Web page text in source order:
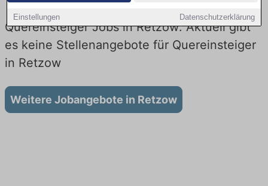
Einstellungen Datenschutzerklärung
Quereinsteiger Jobs in Retzow: Aktuell gibt
es keine Stellenangebote für Quereinsteiger
in Retzow
Weitere Jobangebote in Retzow